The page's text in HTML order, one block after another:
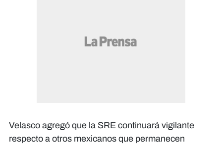
Velasco agregó que la SRE continuará vigilante
respecto a otros mexicanos que permanecen